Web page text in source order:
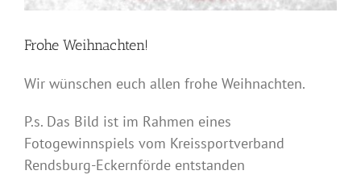
Frohe Weihnachten!
Wir wünschen euch allen frohe Weihnachten.
P.s. Das Bild ist im Rahmen eines
Fotogewinnspiels vom Kreissportverband
Rendsburg-Eckernförde entstanden